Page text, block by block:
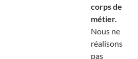
corps de
métier.
Nous ne
réalisons
pas